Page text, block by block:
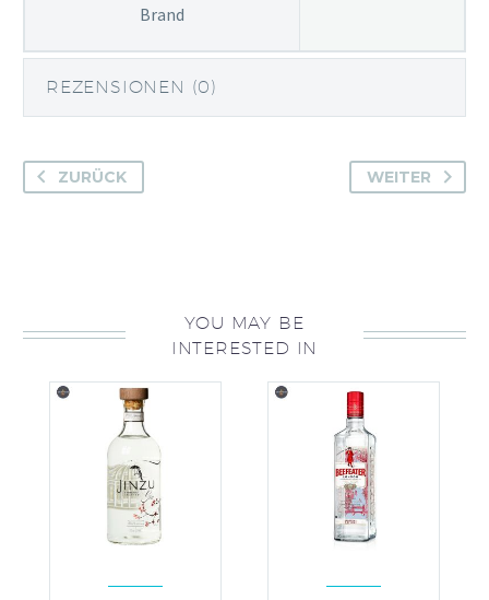
Brand
REZENSIONEN (0)
ZURÜCK WEITER
YOU MAY BE
INTERESTED IN